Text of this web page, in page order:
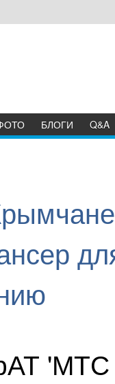
БЛОГИ Q&A
'МТС